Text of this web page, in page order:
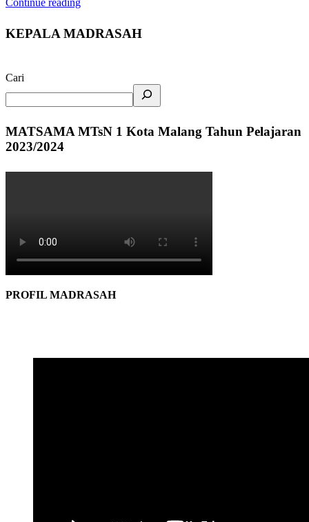
Continue reading
KEPALA MADRASAH
Cari
MATSAMA MTsN 1 Kota Malang Tahun Pelajaran
2023/2024
PROFIL MADRASAH